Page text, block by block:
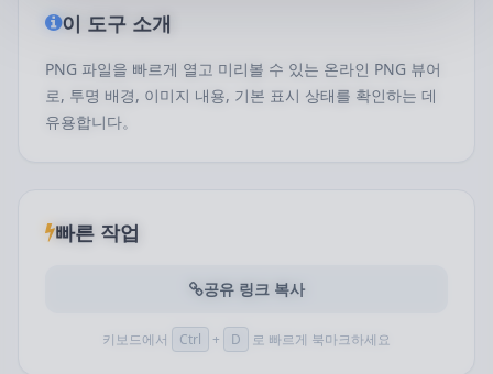
이 도구 소개
PNG 파일을 빠르게 열고 미리볼 수 있는 온라인 PNG 뷰어
로, 투명 배경, 이미지 내용, 기본 표시 상태를 확인하는 데
유용합니다。
빠른 작업
공유 링크 복사
키보드에서 Ctrl + D 로 빠르게 북마크하세요